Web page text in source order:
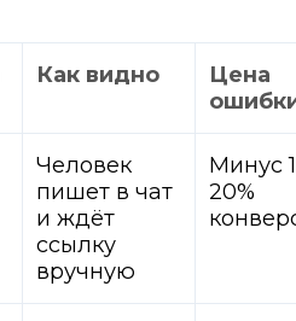
Как видно
Цена
Человек
пишет в чат
и ждёт
ссылку
вручную
Минус
20%